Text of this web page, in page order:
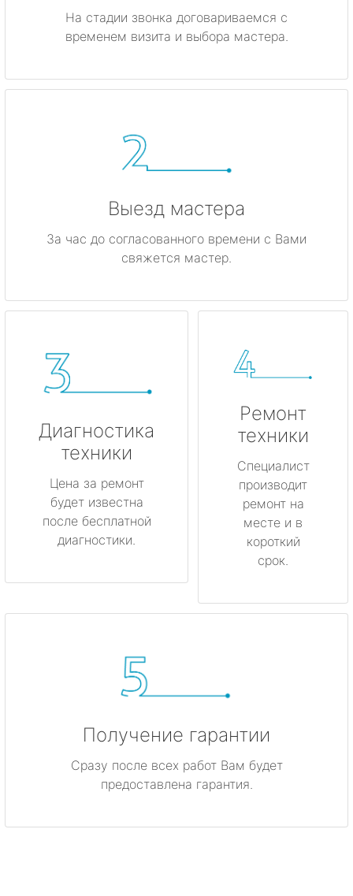
На стадии звонка договариваемся с
временем визита и выбора мастера.
Выезд мастера
За час до согласованного времени с Вами
свяжется мастер.
Диагностика
техники
Цена за ремонт
будет известна
после бесплатной
диагностики.
Ремонт
техники
Специалист
производит
ремонт на
месте и в
короткий
срок.
Получение гарантии
Сразу после всех работ Вам будет
предоставлена гарантия.